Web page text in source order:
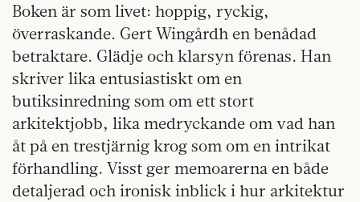
Boken är som livet: hoppig, ryckig,
överraskande. Gert Wingårdh en benådad
betraktare. Glädje och klarsyn förenas. Han
skriver lika entusiastiskt om en
butiksinredning som om ett stort
arkitektjobb, lika medryckande om vad han
åt på en trestjärnig krog som om en intrikat
förhandling. Visst ger memoarerna en både
detaljerad och ironisk inblick i hur arkitektur